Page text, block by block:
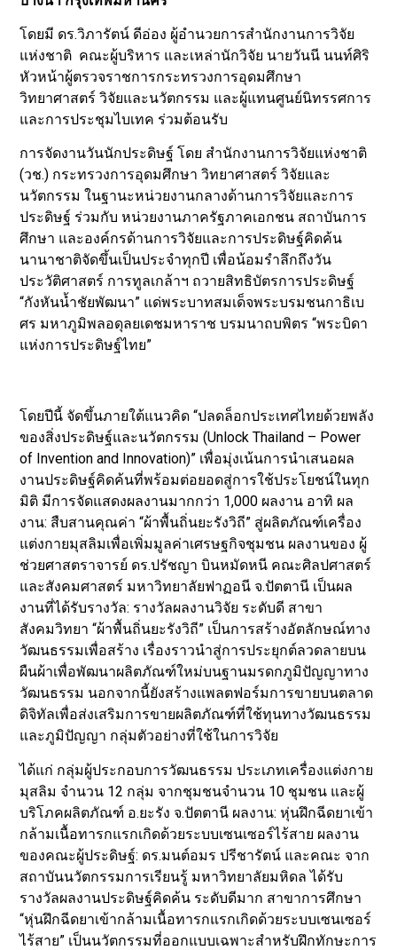
โดยมี ดร.วิภารัตน์ ดีอ่อง ผู้อำนวยการสำนักงานการวิจัย
แห่งชาติ คณะผู้บริหาร และเหล่านักวิจัย นายวันนี นนท์ศิริ
หัวหน้าผู้ตรวจราชการกระทรวงการอุดมศึกษา
วิทยาศาสตร์ วิจัยและนวัตกรรม และผู้แทนศูนย์นิทรรศการ
และการประชุมไบเทค ร่วมต้อนรับ
การจัดงานวันนักประดิษฐ์ โดย สำนักงานการวิจัยแห่งชาติ
(วช.) กระทรวงการอุดมศึกษา วิทยาศาสตร์ วิจัยและ
นวัตกรรม ในฐานะหน่วยงานกลางด้านการวิจัยและการ
ประดิษฐ์ ร่วมกับ หน่วยงานภาครัฐภาคเอกชน สถาบันการ
ศึกษา และองค์กรด้านการวิจัยและการประดิษฐ์คิดค้น
นานาชาติจัดขึ้นเป็นประจำทุกปี เพื่อน้อมรำลึกถึงวัน
ประวัติศาสตร์ การทูลเกล้าฯ ถวายสิทธิบัตรการประดิษฐ์
“กังหันน้ำชัยพัฒนา” แด่พระบาทสมเด็จพระบรมชนกาธิเบ
ศร มหาภูมิพลอดุลยเดชมหาราช บรมนาถบพิตร “พระบิดา
แห่งการประดิษฐ์ไทย”
โดยปีนี้ จัดขึ้นภายใต้แนวคิด “ปลดล็อกประเทศไทยด้วยพลัง
ของสิ่งประดิษฐ์และนวัตกรรม (Unlock Thailand – Power
of Invention and Innovation)” เพื่อมุ่งเน้นการนำเสนอผล
งานประดิษฐ์คิดค้นที่พร้อมต่อยอดสู่การใช้ประโยชน์ในทุก
มิติ มีการจัดแสดงผลงานมากกว่า 1,000 ผลงาน อาทิ ผล
งาน: สืบสานคุณค่า “ผ้าพื้นถิ่นยะรังวิถี” สู่ผลิตภัณฑ์เครื่อง
แต่งกายมุสลิมเพื่อเพิ่มมูลค่าเศรษฐกิจชุมชน ผลงานของ ผู้
ช่วยศาสตราจารย์ ดร.ปรัชญา บินหมัดหนี คณะศิลปศาสตร์
และสังคมศาสตร์ มหาวิทยาลัยฟาฏอนี จ.ปัตตานี เป็นผล
งานที่ได้รับรางวัล: รางวัลผลงานวิจัย ระดับดี สาขา
สังคมวิทยา “ผ้าพื้นถิ่นยะรังวิถี” เป็นการสร้างอัตลักษณ์ทาง
วัฒนธรรมเพื่อสร้าง เรื่องราวนําสู่การประยุกต์ลวดลายบน
ผืนผ้าเพื่อพัฒนาผลิตภัณฑ์ใหม่บนฐานมรดกภูมิปัญญาทาง
วัฒนธรรม นอกจากนี้ยังสร้างแพลตฟอร์มการขายบนตลาด
ดิจิทัลเพื่อส่งเสริมการขายผลิตภัณฑ์ที่ใช้ทุนทางวัฒนธรรม
และภูมิปัญญา กลุ่มตัวอย่างที่ใช้ในการวิจัย
ได้แก่ กลุ่มผู้ประกอบการวัฒนธรรม ประเภทเครื่องแต่งกาย
มุสลิม จำนวน 12 กลุ่ม จากชุมชนจำนวน 10 ชุมชน และผู้
บริโภคผลิตภัณฑ์ อ.ยะรัง จ.ปัตตานี ผลงาน: หุ่นฝึกฉีดยาเข้า
กล้ามเนื้อทารกแรกเกิดด้วยระบบเซนเซอร์ไร้สาย ผลงาน
ของคณะผู้ประดิษฐ์: ดร.มนต์อมร ปรีชารัตน์ และคณะ จาก
สถาบันนวัตกรรมการเรียนรู้ มหาวิทยาลัยมหิดล ได้รับ
รางวัลผลงานประดิษฐ์คิดค้น ระดับดีมาก สาขาการศึกษา
“หุ่นฝึกฉีดยาเข้ากล้ามเนื้อทารกแรกเกิดด้วยระบบเซนเซอร์
ไร้สาย” เป็นนวัตกรรมที่ออกแบบเฉพาะสำหรับฝึกทักษะการ